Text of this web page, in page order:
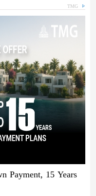
TMG
Payment, 15 Years